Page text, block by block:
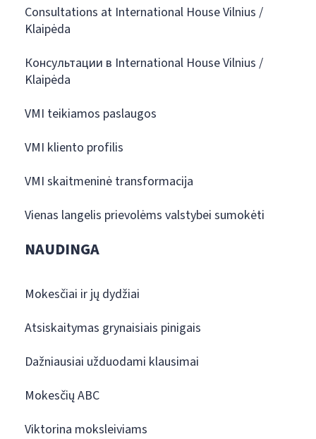
Consultations at International House Vilnius /
Klaipėda
Консультации в International House Vilnius /
Klaipėda
VMI teikiamos paslaugos
VMI kliento profilis
VMI skaitmeninė transformacija
Vienas langelis prievolėms valstybei sumokėti
NAUDINGA
Mokesčiai ir jų dydžiai
Atsiskaitymas grynaisiais pinigais
Dažniausiai užduodami klausimai
Mokesčių ABC
Viktorina moksleiviams